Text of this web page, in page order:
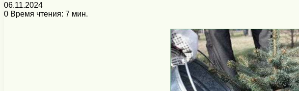
06.11.2024
0 Время чтения: 7 мин.